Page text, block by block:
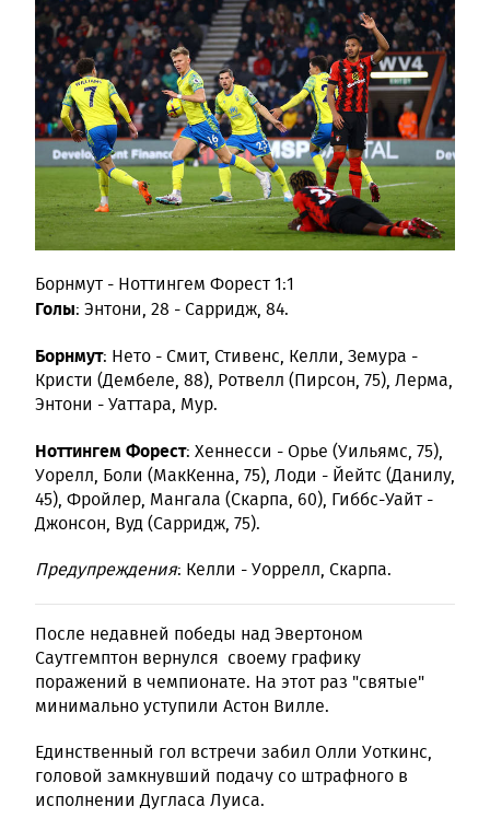
Борнмут - Ноттингем Форест 1:1
Голы: Энтони, 28 - Сарридж, 84.
Борнмут: Нето - Смит, Стивенс, Келли, Земура -
Кристи (Дембеле, 88), Ротвелл (Пирсон, 75), Лерма,
Энтони - Уаттара, Мур.
Ноттингем Форест: Хеннесси - Орье (Уильямс, 75),
Уорелл, Боли (МакКенна, 75), Лоди - Йейтс (Данилу,
45), Фройлер, Мангала (Скарпа, 60), Гиббс-Уайт -
Джонсон, Вуд (Сарридж, 75).
Предупреждения: Келли - Уоррелл, Скарпа.
После недавней победы над Эвертоном
Саутгемптон вернулся своему графику
поражений в чемпионате. На этот раз "святые"
минимально уступили Астон Вилле.
Единственный гол встречи забил Олли Уоткинс,
головой замкнувший подачу со штрафного в
исполнении Дугласа Луиса.